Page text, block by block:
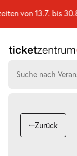
Seiteninhalt
springen
von 13.7. bis
nach:
Suchtreffer:
Zurück